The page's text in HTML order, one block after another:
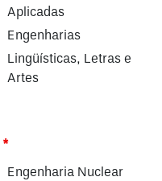
Aplicadas
Engenharias
Lingüísticas, Letras e
Artes
*
Engenharia Nuclear